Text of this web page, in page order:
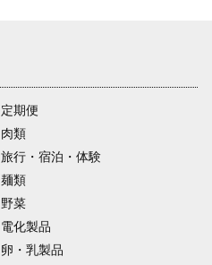
定期便
肉類
旅行・宿泊・体験
麺類
野菜
電化製品
卵・乳製品